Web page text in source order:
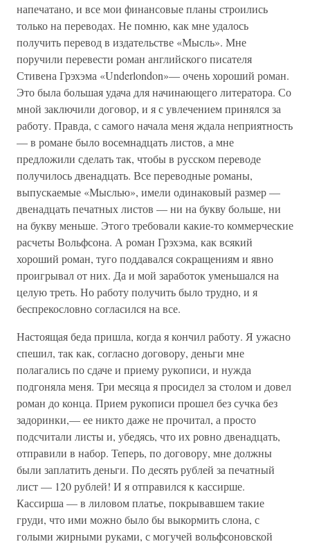
напечатано, и все мои финансовые планы строились
только на переводах. Не помню, как мне удалось
получить перевод в издательстве «Мысль». Мне
поручили перевести роман английского писателя
Стивена Грэхэма «Underlondon»— очень хороший роман.
Это была большая удача для начинающего литератора. Со
мной заключили договор, и я с увлечением принялся за
работу. Правда, с самого начала меня ждала неприятность
— в романе было восемнадцать листов, а мне
предложили сделать так, чтобы в русском переводе
получилось двенадцать. Все переводные романы,
выпускаемые «Мыслью», имели одинаковый размер —
двенадцать печатных листов — ни на букву больше, ни
на букву меньше. Этого требовали какие-то коммерческие
расчеты Вольфсона. А роман Грэхэма, как всякий
хороший роман, туго поддавался сокращениям и явно
проигрывал от них. Да и мой заработок уменьшался на
целую треть. Но работу получить было трудно, и я
беспрекословно согласился на все.
Настоящая беда пришла, когда я кончил работу. Я ужасно
спешил, так как, согласно договору, деньги мне
полагались по сдаче и приему рукописи, и нужда
подгоняла меня. Три месяца я просидел за столом и довел
роман до конца. Прием рукописи прошел без сучка без
задоринки,— ее никто даже не прочитал, а просто
подсчитали листы и, убедясь, что их ровно двенадцать,
отправили в набор. Теперь, по договору, мне должны
были заплатить деньги. По десять рублей за печатный
лист — 120 рублей! И я отправился к кассирше.
Кассирша — в лиловом платье, покрывавшем такие
груди, что ими можно было бы выкормить слона, с
голыми жирными руками, с могучей вольфсоновской